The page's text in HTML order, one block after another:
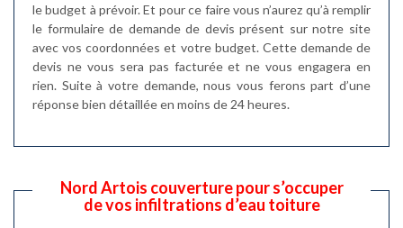
le budget à prévoir. Et pour ce faire vous n’aurez qu’à remplir
le formulaire de demande de devis présent sur notre site
avec vos coordonnées et votre budget. Cette demande de
devis ne vous sera pas facturée et ne vous engagera en
rien. Suite à votre demande, nous vous ferons part d’une
réponse bien détaillée en moins de 24 heures.
Nord Artois couverture pour s’occuper
de vos infiltrations d’eau toiture